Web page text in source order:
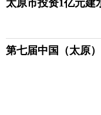
太原市投资1亿元建
第七届中国（太原